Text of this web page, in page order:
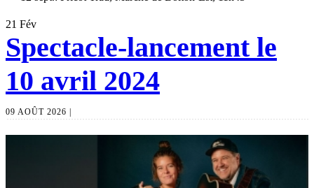
21 Fév
Spectacle-lancement le
10 avril 2024
09 AOÛT 2026 |